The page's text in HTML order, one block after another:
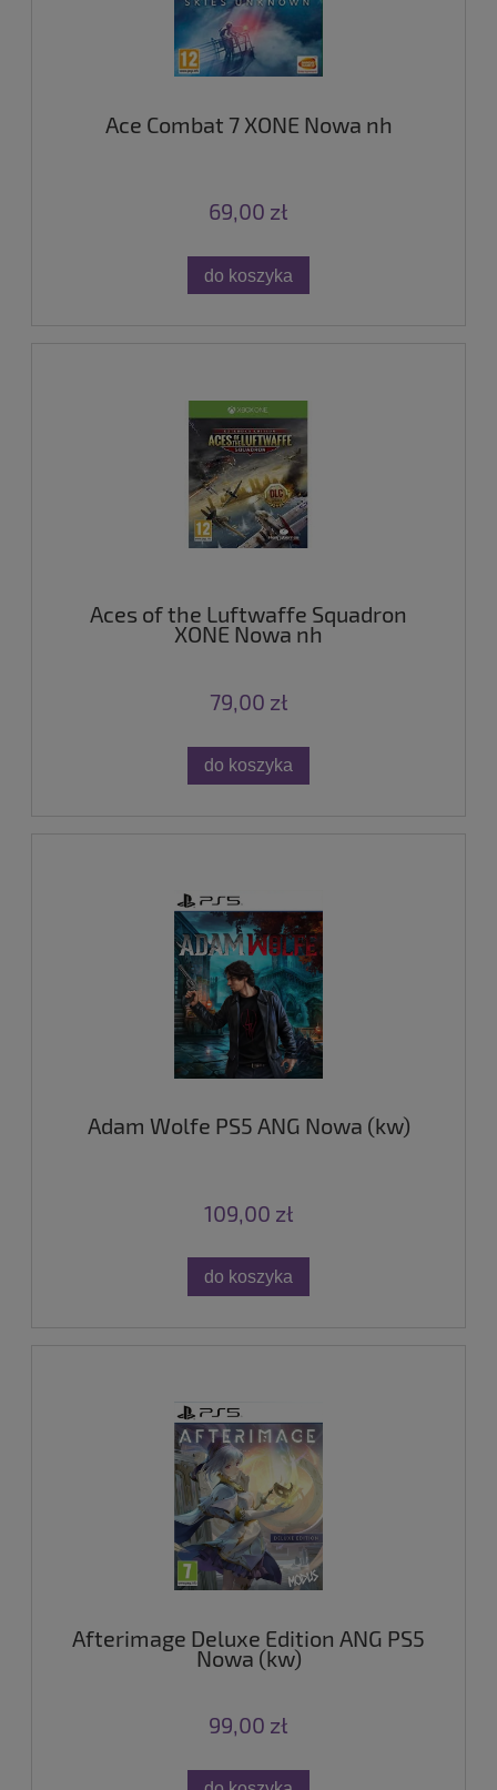
Ace Combat 7 XONE Nowa nh
69,00 zł
do koszyka
Aces of the Luftwaffe Squadron
XONE Nowa nh
79,00 zł
do koszyka
Adam Wolfe PS5 ANG Nowa (kw)
109,00 zł
do koszyka
Afterimage Deluxe Edition ANG PS5
Nowa (kw)
99,00 zł